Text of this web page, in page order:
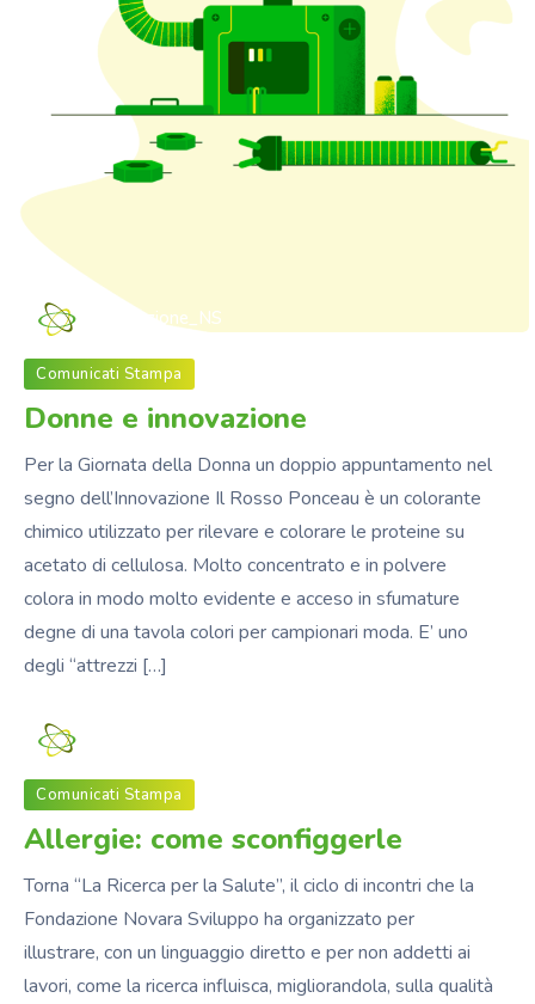
Fondazione_NS
Comunicati Stampa
Donne e innovazione
Per la Giornata della Donna un doppio appuntamento nel
segno dell’Innovazione Il Rosso Ponceau è un colorante
chimico utilizzato per rilevare e colorare le proteine su
acetato di cellulosa. Molto concentrato e in polvere
colora in modo molto evidente e acceso in sfumature
degne di una tavola colori per campionari moda. E’ uno
degli “attrezzi […]
Comunicati Stampa
Allergie: come sconfiggerle
Torna “La Ricerca per la Salute”, il ciclo di incontri che la
Fondazione Novara Sviluppo ha organizzato per
illustrare, con un linguaggio diretto e per non addetti ai
lavori, come la ricerca influisca, migliorandola, sulla qualità